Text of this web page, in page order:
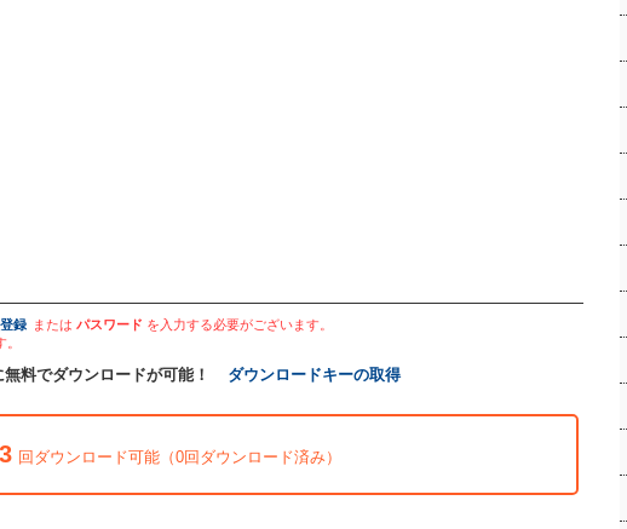
録 または パスワード を入力する必要がございます。
無料でダウンロードが可能！ ダウンロードキーの取得
3 回ダウンロード可能（0回ダウンロード済み）